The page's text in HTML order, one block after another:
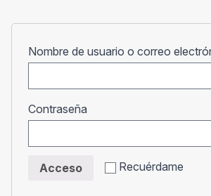
Nombre de usuario o correo
Contraseña
Recuérdame
Acceso